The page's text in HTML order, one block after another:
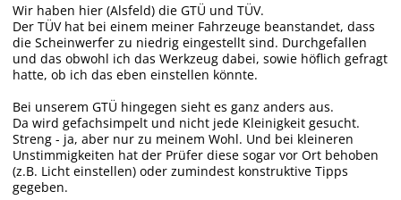
Wir haben hier (Alsfeld) die GTÜ und TÜV.
Der TÜV hat bei einem meiner Fahrzeuge beanstandet, dass
die Scheinwerfer zu niedrig eingestellt sind. Durchgefallen
und das obwohl ich das Werkzeug dabei, sowie höflich gefragt
hatte, ob ich das eben einstellen könnte.
Bei unserem GTÜ hingegen sieht es ganz anders aus.
Da wird gefachsimpelt und nicht jede Kleinigkeit gesucht.
Streng - ja, aber nur zu meinem Wohl. Und bei kleineren
Unstimmigkeiten hat der Prüfer diese sogar vor Ort behoben
(z.B. Licht einstellen) oder zumindest konstruktive Tipps
gegeben.